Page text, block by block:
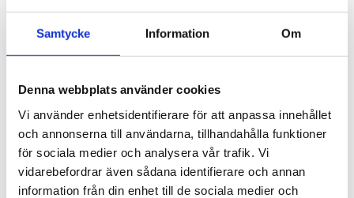
Samtycke Information Om
Denna webbplats använder cookies
Vi använder enhetsidentifierare för att anpassa innehållet
och annonserna till användarna, tillhandahålla funktioner
för sociala medier och analysera vår trafik. Vi
vidarebefordrar även sådana identifierare och annan
information från din enhet till de sociala medier och
Omdömen